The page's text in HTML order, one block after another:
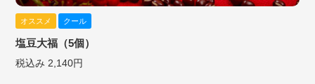
オススメ クール
塩豆大福（5個）
税込み 2,140円